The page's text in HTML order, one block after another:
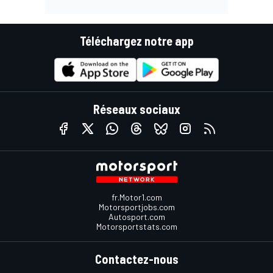
Téléchargez notre app
Réseaux sociaux
fr.Motor1.com
Motorsportjobs.com
Autosport.com
Motorsportstats.com
Contactez-nous